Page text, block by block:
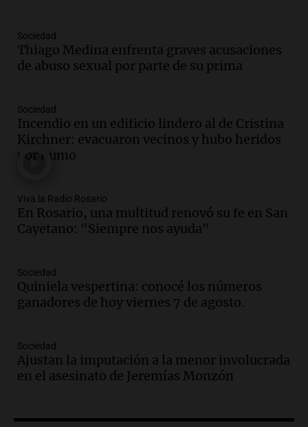
Panorama Federal
Episodios
Audio.Solicitan quiebra de Lebron
Panorama Federal
Episodios
Audio.Detienen a pareja en Alderete por
venta de medicamentos controlados
Panorama Federal
Episodios
Audio. El alzobispo García Cueva llama a
Panorama Federal
Episodios
La inflación en Buenos Aires
incertidumbre sobre el IPC nacional
Panorama Federal
Episodios
Sociedad
Thiago Medina enfrenta graves acusaciones
de abuso sexual por parte de su prima
Sociedad
Incendio en un edificio lindero al de Cristina
Kirchner: evacuaron vecinos y hubo heridos
por humo
Viva la Radio Rosario
En Rosario, una multitud renovó su fe en San
Cayetano: "Siempre nos ayuda"
Sociedad
Quiniela vespertina: conocé los números
ganadores de hoy viernes 7 de agosto.
Sociedad
Ajustan la imputación a la menor involucrada
en el asesinato de Jeremías Monzón